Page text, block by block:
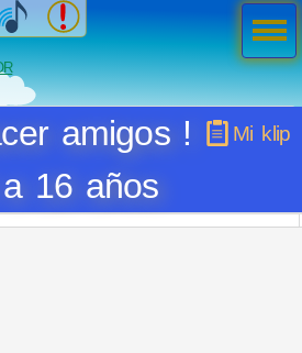
Mi klip
amigos !
16 años
Men
ú